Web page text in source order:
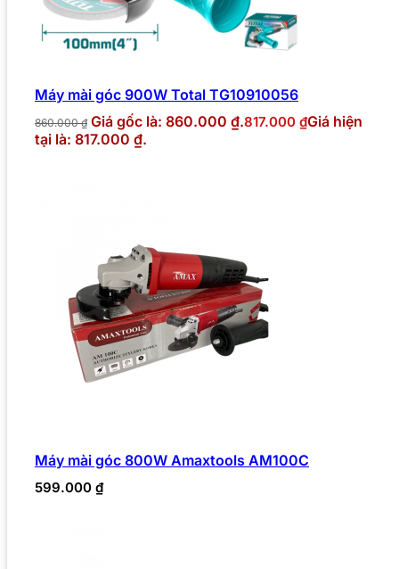
Máy mài góc 900W Total TG10910056
860.000₫ Giá gốc là: 860.000 ₫.817.000 ₫Giá hiện
tại là: 817.000 ₫.
Máy mài góc 800W Amaxtools AM100C
599.000 ₫